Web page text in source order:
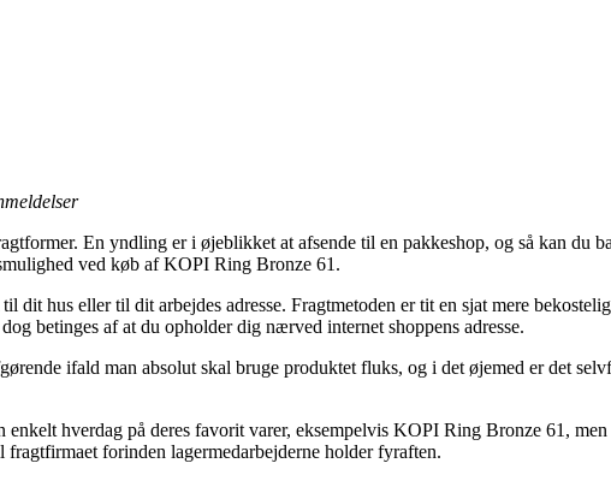
En yndling er i øjeblikket at afsende til en pakkeshop, og så kan du
ved køb af KOPI Ring Bronze 61.
dit hus eller til dit arbejdes adresse. Fragtmetoden er tit en sjat mere
betinges af at du opholder dig nærved internet shoppens adresse.
ifald man absolut skal bruge produktet fluks, og i det øjemed er det
hverdag på deres favorit varer, eksempelvis KOPI Ring Bronze 61,
forinden lagermedarbejderne holder fyraften.